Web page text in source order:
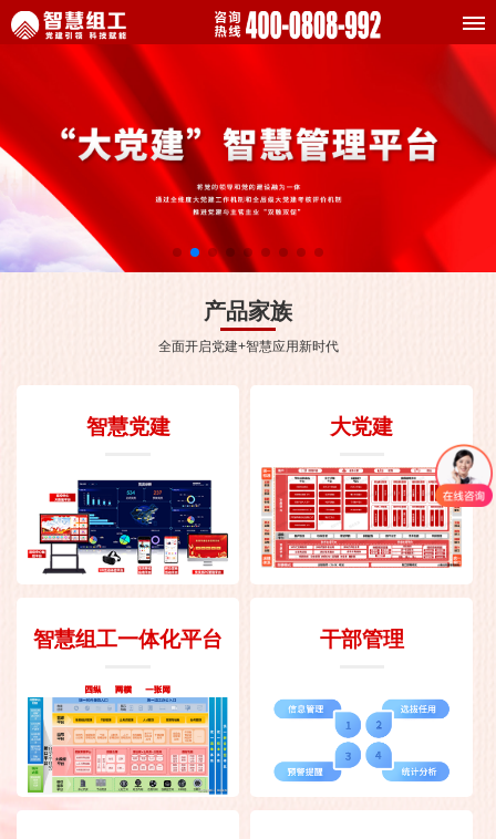
产品家族
全面开启党建+智慧应用新时代
智慧党建 大党建
智慧组工一体化平台 干部管理